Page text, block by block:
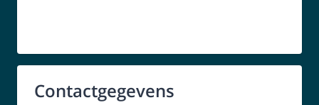
Contactgegevens